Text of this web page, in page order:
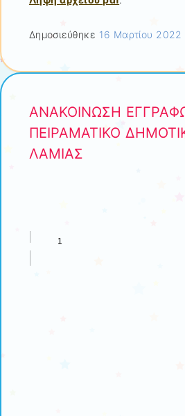
Δημοσιεύθηκε 16 Μαρτίου 2022
ΑΝΑΚΟΙΝΩΣΗ
ΠΕΙΡΑΜΑΤΙΚΟ
ΛΑΜΙΑΣ